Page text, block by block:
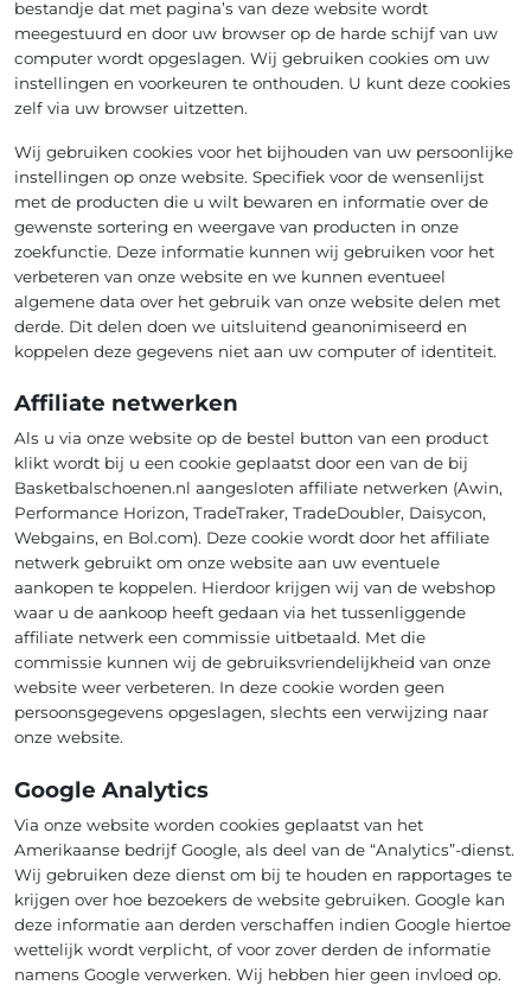
bestandje dat met pagina’s van deze website wordt
meegestuurd en door uw browser op de harde schijf van uw
computer wordt opgeslagen. Wij gebruiken cookies om uw
instellingen en voorkeuren te onthouden. U kunt deze cookies
zelf via uw browser uitzetten.
Wij gebruiken cookies voor het bijhouden van uw persoonlijke
instellingen op onze website. Specifiek voor de wensenlijst
met de producten die u wilt bewaren en informatie over de
gewenste sortering en weergave van producten in onze
zoekfunctie. Deze informatie kunnen wij gebruiken voor het
verbeteren van onze website en we kunnen eventueel
algemene data over het gebruik van onze website delen met
derde. Dit delen doen we uitsluitend geanonimiseerd en
koppelen deze gegevens niet aan uw computer of identiteit.
Affiliate netwerken
Als u via onze website op de bestel button van een product
klikt wordt bij u een cookie geplaatst door een van de bij
Basketbalschoenen.nl aangesloten affiliate netwerken (Awin,
Performance Horizon, TradeTraker, TradeDoubler, Daisycon,
Webgains, en Bol.com). Deze cookie wordt door het affiliate
netwerk gebruikt om onze website aan uw eventuele
aankopen te koppelen. Hierdoor krijgen wij van de webshop
waar u de aankoop heeft gedaan via het tussenliggende
affiliate netwerk een commissie uitbetaald. Met die
commissie kunnen wij de gebruiksvriendelijkheid van onze
website weer verbeteren. In deze cookie worden geen
persoonsgegevens opgeslagen, slechts een verwijzing naar
onze website.
Google Analytics
Via onze website worden cookies geplaatst van het
Amerikaanse bedrijf Google, als deel van de “Analytics”-dienst.
Wij gebruiken deze dienst om bij te houden en rapportages te
krijgen over hoe bezoekers de website gebruiken. Google kan
deze informatie aan derden verschaffen indien Google hiertoe
wettelijk wordt verplicht, of voor zover derden de informatie
namens Google verwerken. Wij hebben hier geen invloed op.